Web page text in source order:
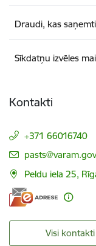
Draudi, kas
Sīkdatņu izvēles
Kontakti
+371 66016740
E-pasts:
Peldu iela 25,
Visi kontakti